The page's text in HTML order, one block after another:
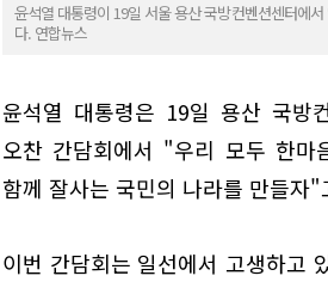
윤석열 대통령이 19일 서울 용산 국방컨벤션센터에
다. 연합뉴스
윤석열 대통령은 19일 용산 국방
오찬 간담회에서 "우리 모두 한마
함께 잘사는 국민의 나라를 만들자"
이번 간담회는 일선에서 고생하고